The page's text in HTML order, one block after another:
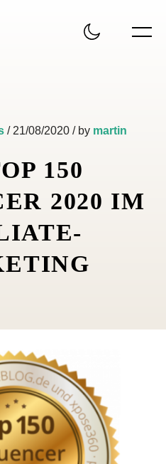
/ 21/08/2020 / by martin
150
2020 IM